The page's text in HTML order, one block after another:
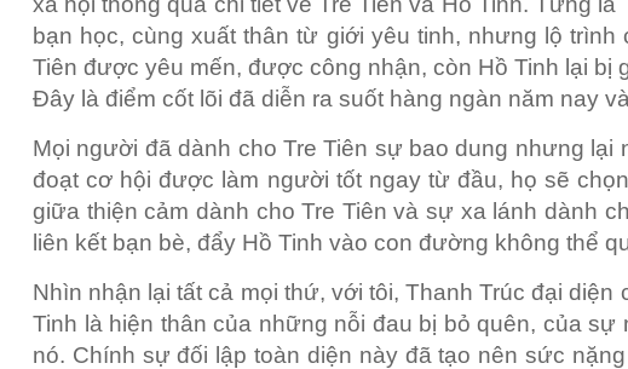
bạn học, cùng xuất thân từ giới yêu tinh, nhưng lộ
Tiên được yêu mến, được công nhận, còn Hồ Tinh lại bị
Đây là điểm cốt lõi đã diễn ra suốt hàng ngàn năm nay
Mọi người đã dành cho Tre Tiên sự bao dung nhưng lại
đoạt cơ hội được làm người tốt ngay từ đầu, họ sẽ
giữa thiện cảm dành choTre Tiên và sự xa lánh dành
liên kết bạn bè, đẩy Hồ Tinh vào con đường không thể
Nhìn nhận lại tất cả mọi thứ, với tôi, Thanh Trúc đại
Tinh là hiện thân của những nỗi đau bị bỏ quên, của
nó. Chính sự đối lập toàn diện này đã tạo nên sức